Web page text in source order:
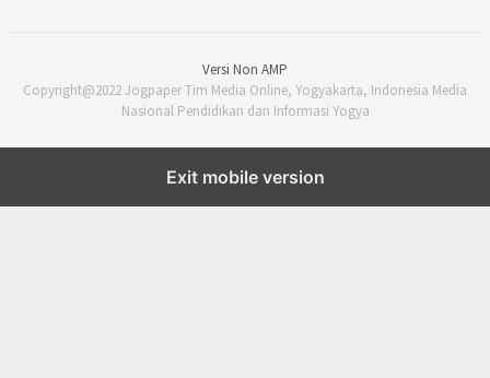
Versi Non AMP
Copyright@2022 Jogpaper Tim Media Online, Yogyakarta, Indonesia Media
Nasional Pendidikan dan Informasi Yogya
Exit mobile version